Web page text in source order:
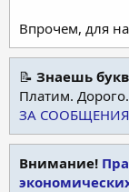
Впрочем, для
📝 Знаешь
Платим. Дорого.
ЗА
Внимание!